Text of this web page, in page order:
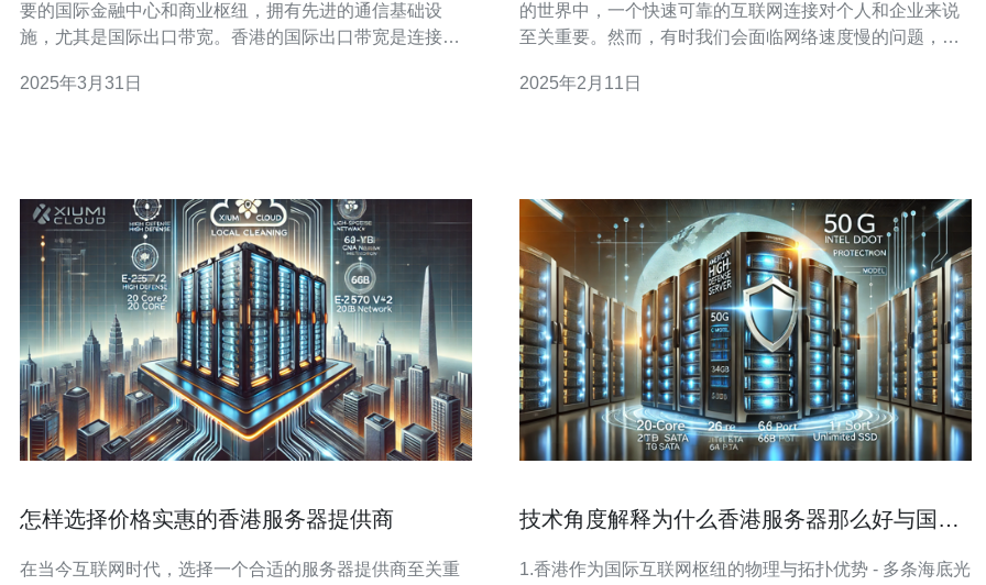
要的国际金融中心和商业枢纽，拥有先进的通信基础设
施，尤其是国际出口带宽。香港的国际出口带宽是连接世
量的网络连接。 香港拥有多家国际级的数据中心和互联网
2025年3月31日
的世界中，一个快速可靠的互联网连接对个人和企业来说
至关重要。然而，有时我们会面临网络速度慢的问题，这
便。幸运的是，香港的大带宽托管服务可以帮助解决这个
2025年2月11日
怎样选择价格实惠的香港服务器提供商
在当今互联网时代，选择一个合适的服务器提供商至关重
技术角度解释为什么香港服务器那么好与国际
1.香港作为国际互联网枢纽的物理与拓扑优势 - 多条海底光